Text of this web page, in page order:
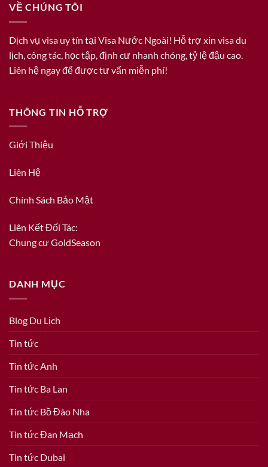
VỀ CHÚNG TÔI
Dịch vụ visa uy tín tại Visa Nước Ngoài! Hỗ trợ xin visa du
lịch, công tác, học tập, định cư nhanh chóng, tỷ lệ đậu cao.
Liên hệ ngay để được tư vấn miễn phí!
THÔNG TIN HỖ TRỢ
Giới Thiệu
Liên Hệ
Chính Sách Bảo Mật
Liên Kết Đối Tác:
Chung cư GoldSeason
DANH MỤC
Blog Du Lịch
Tin tức
Tin tức Anh
Tin tức Ba Lan
Tin tức Bồ Đào Nha
Tin tức Đan Mạch
Tin tức Dubai